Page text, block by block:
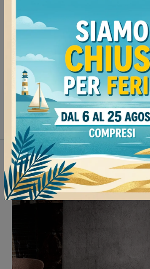
Continua a navigare
Poltrone Doimo Salotti Pavia
Poltrone Doimo Salotti Vigevano
Poltrone Doimo Salotti Stradella
Poltrone Doimo Salotti Mortara
Non perderti